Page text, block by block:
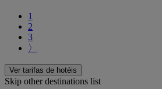
1
2
3
〉
Ver tarifas de hotéis
Skip other destinations list